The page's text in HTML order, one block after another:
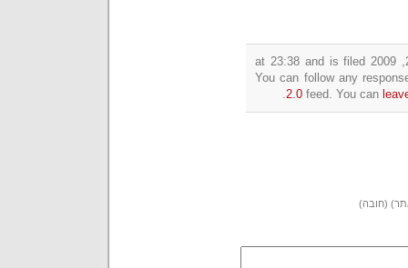
This entry was posted on יום שני, דצמבר 28, 2009 at 23:38 and is filed
2.0 feed. You can
(חובה)